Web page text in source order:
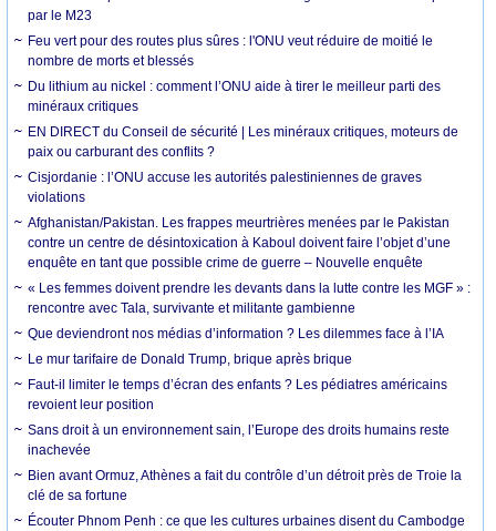
par le M23
Feu vert pour des routes plus sûres : l'ONU veut réduire de moitié le
nombre de morts et blessés
Du lithium au nickel : comment l’ONU aide à tirer le meilleur parti des
minéraux critiques
EN DIRECT du Conseil de sécurité | Les minéraux critiques, moteurs de
paix ou carburant des conflits ?
Cisjordanie : l’ONU accuse les autorités palestiniennes de graves
violations
Afghanistan/Pakistan. Les frappes meurtrières menées par le Pakistan
contre un centre de désintoxication à Kaboul doivent faire l’objet d’une
enquête en tant que possible crime de guerre – Nouvelle enquête
« Les femmes doivent prendre les devants dans la lutte contre les MGF » :
rencontre avec Tala, survivante et militante gambienne
Que deviendront nos médias d’information ? Les dilemmes face à l’IA
Le mur tarifaire de Donald Trump, brique après brique
Faut-il limiter le temps d’écran des enfants ? Les pédiatres américains
revoient leur position
Sans droit à un environnement sain, l’Europe des droits humains reste
inachevée
Bien avant Ormuz, Athènes a fait du contrôle d’un détroit près de Troie la
clé de sa fortune
Écouter Phnom Penh : ce que les cultures urbaines disent du Cambodge